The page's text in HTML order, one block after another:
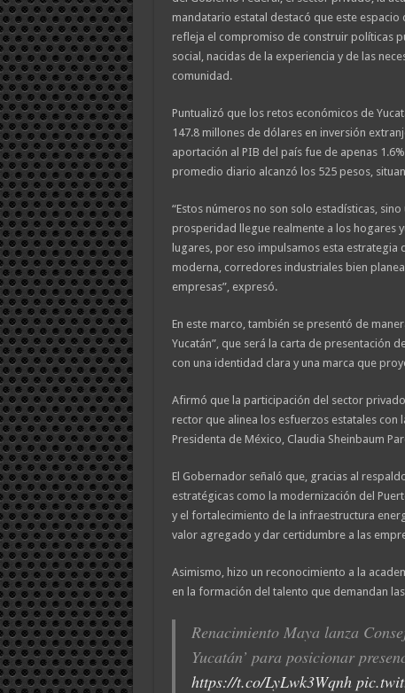
mandatario estatal destacó que este
refleja el compromiso de construir políticas
social, nacidas de la experiencia y de las
comunidad.
Puntualizó que los retos económicos de
147.8 millones de dólares en inversión
aportación al PIB del país fue de apenas
promedio diario alcanzó los 525 pesos,
“Estos números no son solo estadísticas,
prosperidad llegue realmente a los hogares
lugares, por eso impulsamos esta
moderna, corredores industriales bien
empresas”, expresó.
En este marco, también se presentó de
Yucatán”, que será la carta de presentación
con una identidad clara y una marca que
Afirmó que la participación del sector
rector que alinea los esfuerzos estatales
Presidenta de México, Claudia Sheinbaum
El Gobernador señaló que, gracias al
estratégicas como la modernización del
y el fortalecimiento de la infraestructura
valor agregado y dar certidumbre a las
Asimismo, hizo un reconocimiento a la
en la formación del talento que demandan
Renacimiento Maya lanza
Yucatán’ para posicionar
https://t.co/LyLwk3Wqnh